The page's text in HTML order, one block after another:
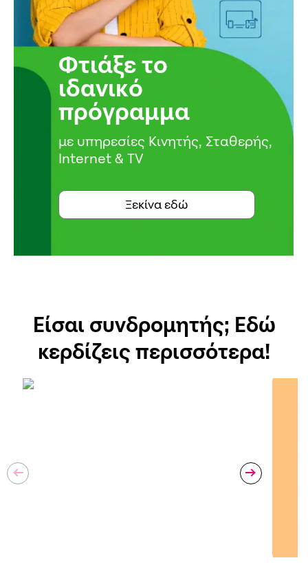
Φτιάξε το
ιδανικό
πρόγραμμα
με υπηρεσίες Κινητής, Σταθερής,
Internet & TV
Ξεκίνα εδώ
Είσαι συνδρομητής; Εδώ
κερδίζεις περισσότερα!